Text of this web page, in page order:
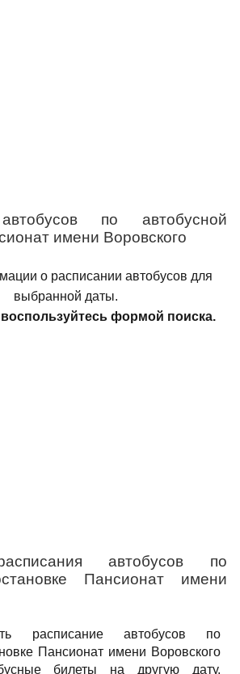
по автобусной
имени Воровского
о расписании автобусов для
выбранной даты.
формой поиска.
автобусов по
Пансионат имени
расписание автобусов по
Пансионат имени Воровского
билеты на другую дату,